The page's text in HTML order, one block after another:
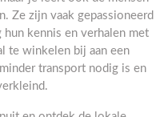
Ze zijn vaak gepassioneerd
hun kennis en verhalen met
te winkelen bij aan een
transport nodig is en